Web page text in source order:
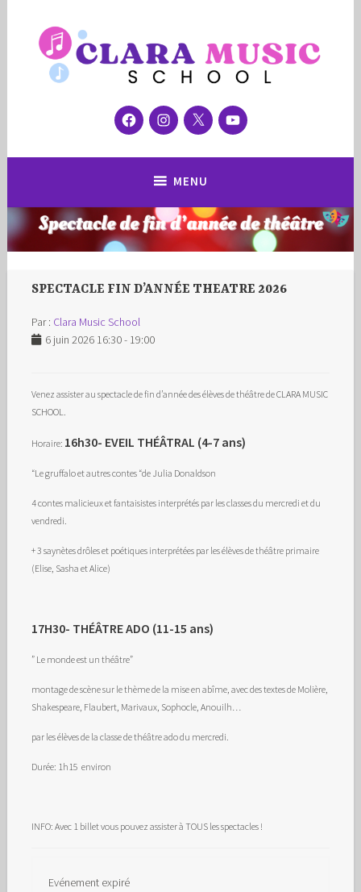
contenu
principal
Clara Music School
Ecole de musique et de théâtre
FacebookInstagram
TwitterYouTube
MENU
SPECTACLE FIN D’ANNÉE THEATRE 2026
Par : Clara Music School
6 juin 2026 16:30 - 19:00
Venez assister au spectacle de fin d’année des élèves de théâtre de CLARA MUSIC
SCHOOL.
Horaire: 16h30- EVEIL THÉÂTRAL (4-7 ans)
“Le gruffalo et autres contes “de Julia Donaldson
4 contes malicieux et fantaisistes interprétés par les classes du mercredi et du
vendredi.
+ 3 saynètes drôles et poétiques interprétées par les élèves de théâtre primaire
(Elise, Sasha et Alice)
17H30- THÉÂTRE ADO (11-15 ans)
” Le monde est un théâtre”
montage de scène sur le thème de la mise en abîme, avec des textes de Molière,
Shakespeare, Flaubert, Marivaux, Sophocle, Anouilh…
par les élèves de la classe de théâtre ado du mercredi.
Durée: 1h15 environ
INFO: Avec 1 billet vous pouvez assister à TOUS les spectacles !
Evénement expiré